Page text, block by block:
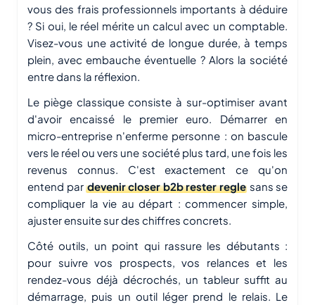
vous des frais professionnels importants à déduire
? Si oui, le réel mérite un calcul avec un comptable.
Visez-vous une activité de longue durée, à temps
plein, avec embauche éventuelle ? Alors la société
entre dans la réflexion.
Le piège classique consiste à sur-optimiser avant
d'avoir encaissé le premier euro. Démarrer en
micro-entreprise n'enferme personne : on bascule
vers le réel ou vers une société plus tard, une fois les
revenus connus. C'est exactement ce qu'on
entend par devenir closer b2b rester regle sans se
compliquer la vie au départ : commencer simple,
ajuster ensuite sur des chiffres concrets.
Côté outils, un point qui rassure les débutants :
pour suivre vos prospects, vos relances et les
rendez-vous déjà décrochés, un tableur suffit au
démarrage, puis un outil léger prend le relais. Le